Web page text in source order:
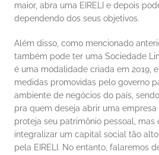
maior, abra uma EIRELI e depois
dependendo dos seus objetivos.
Além disso, como mencionado
também pode ter uma Sociedade
é uma modalidade criada em 2019,
medidas promovidas pelo governo
ambiente de negócios do país,
pra quem deseja abrir uma
proteja seu patrimônio pessoal, mas
integralizar um capital social tão
pela EIRELI. No entanto, falaremos